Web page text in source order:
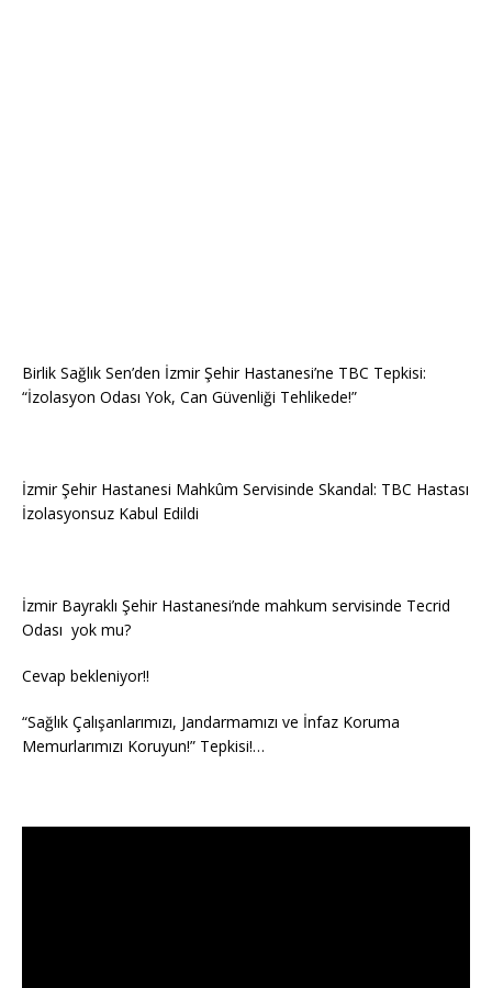
Birlik Sağlık Sen’den İzmir Şehir Hastanesi’ne TBC Tepkisi:
“İzolasyon Odası Yok, Can Güvenliği Tehlikede!”
İzmir Şehir Hastanesi Mahkûm Servisinde Skandal: TBC Hastası
İzolasyonsuz Kabul Edildi
İzmir Bayraklı Şehir Hastanesi’nde mahkum servisinde Tecrid
Odası yok mu?
Cevap bekleniyor!!
“Sağlık Çalışanlarımızı, Jandarmamızı ve İnfaz Koruma
Memurlarımızı Koruyun!” Tepkisi!…